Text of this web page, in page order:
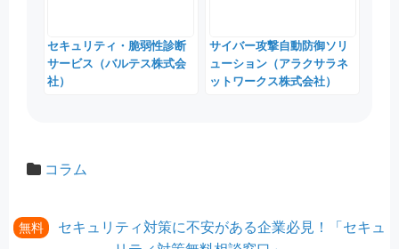
セキュリティ・脆弱性診断
サービス（バルテス株式会
社）
サイバー攻撃自動防御ソリ
ューション（アラクサラネ
ットワークス株式会社）
コラム
無料
セキュリティ対策に不安がある企業必見！「セキュ